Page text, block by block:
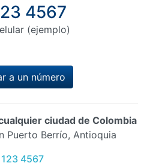
4567
(ejemplo)
a un número
ciudad de Colombia
Puerto Berrío, Antioquia
4567